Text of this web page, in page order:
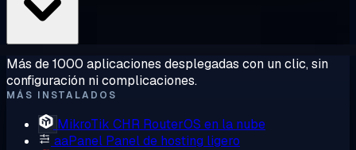
Más de 1000 aplicaciones desplegadas con un clic, sin
configuración ni complicaciones.
MÁS INSTALADOS
MikroTik CHR RouterOS en la nube
aaPanel Panel de hosting ligero